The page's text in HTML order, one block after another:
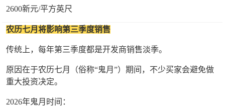
2600新元/平方英尺
农历七月将影响第三季度销售
传统上，每年第三季度都是开发商销售淡季。
原因在于农历七月（俗称“鬼月”）期间，不少买家会避免做
重大投资决定。
2026年鬼月时间：